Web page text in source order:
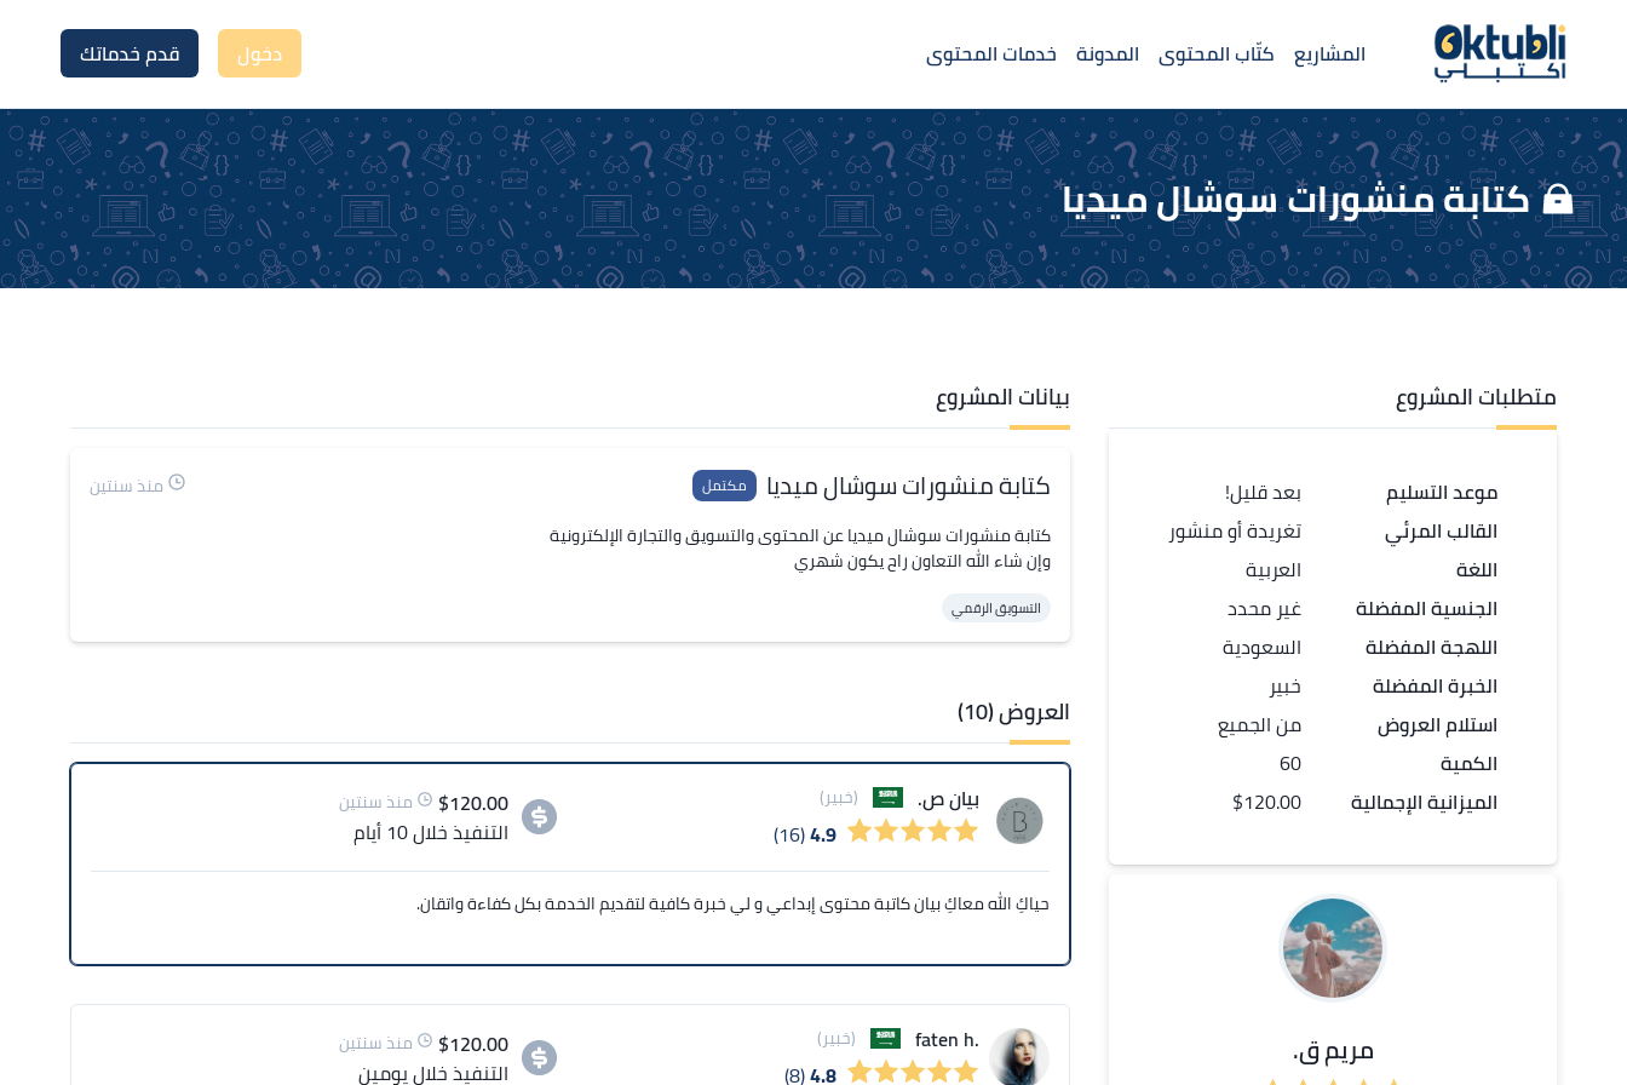
المشاريع كتّاب المحتوى المدونة خدمات المحتوى دخول قدم خدماتك
كتابة منشورات سوشال ميديا
متطلبات المشروع
موعد التسليم
القالب المرئي
اللغة
الجنسية المفضلة
اللهجة المفضلة
الخبرة المفضلة
استلام العروض
الكمية
الميزانية الإجمالية
بعد قليل!
تغريدة أو منشور
العربية
غير محدد
السعودية
خبير
من الجميع
60
$120.00
مريم ق.
بيانات المشروع
كتابة منشورات سوشال ميديا مكتمل
منذ سنتين
وإن شاء الله التعاون راح يكون شهري
التسويق الرقمي
العروض (10)
بيان ص. (خبير)
4.9
(16)
$120.00 منذ سنتين
التنفيذخلال 10 أيام
حياكِ الله معاكِ بيان كاتبة محتوى إبداعي و لي خبرة كافية لتقديم الخدمة بكل كفاءة واتقان.
.faten h (خبير)
4.8
(8)
$120.00 منذ سنتين
التنفيذخلال يومين